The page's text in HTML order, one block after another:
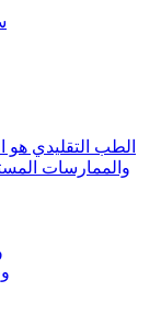
الطب التقليدي
والممارسات